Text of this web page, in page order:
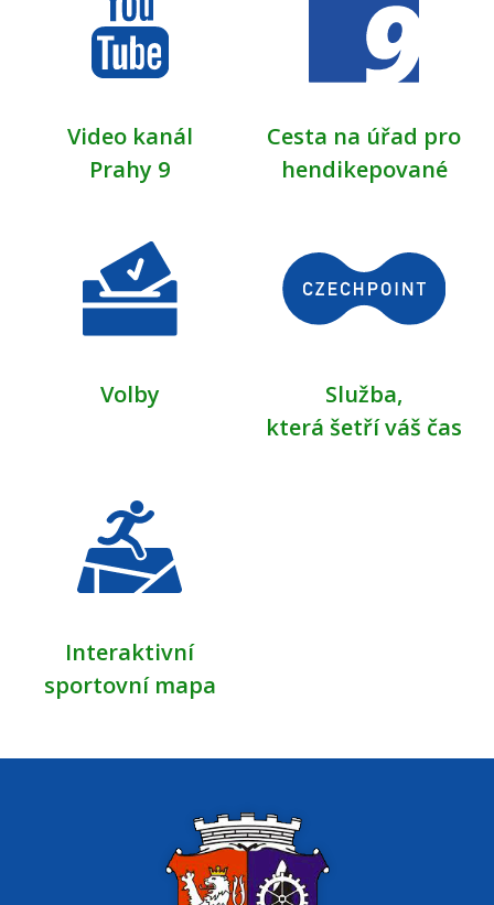
Video kanál
Prahy 9
Cesta na úřad pro
hendikepované
Volby
Služba,
která šetří váš čas
Interaktivní
sportovní mapa